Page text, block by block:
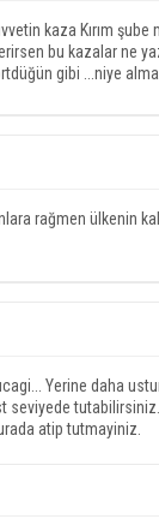
kaza Kırım şube
bu kazalar ne
gibi ...niye
rağmen ülkenin
Yerine daha
atip tutmayiniz.